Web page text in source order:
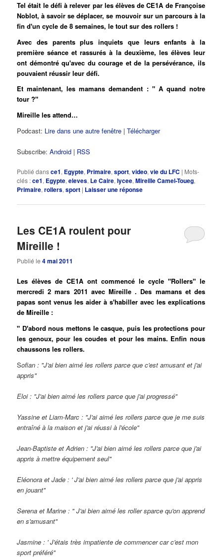
Tel était le défi à relever par les élèves de CE1A de Françoise
Noblot, à savoir se déplacer, se mouvoir sur un parcours à la
fin d'un cycle de 8 semaines, le tout sur des rollers !
Avec des parents plus inquiets que leurs enfants à la
première séance et rassurés à la deuxième, les élèves leur
ont démontré qu'avec du courage et de la persévérance, ils
pouvaient réussir leur défi.
Et maintenant, les mamans demandent : " A quand notre
tour ?"
Mireille les attend…
Podcast: Lire dans une autre fenêtre |Télécharger
Subscribe:Android | RSS
Publié dansce1, Egypte, Primaire,sport,video,vie du LFC | Mots-
clés :ce1, Egypte,eleves, Le Caire,lycee,Mireille Camel-Toueg,
Primaire,rollers,sport | Laisser une réponse
Les CE1A roulent pour
Mireille !
Publié le4 mai 2011
Les élèves de CE1A ont commencé le cycle "Rollers" le
mercredi 2 mars 2011 avec Mireille . Des mamans et des
papas sont venus les aider à s'habiller avec les explications
de Mireille :
" D'abord nous mettons le casque, puis les protections pour
les genoux, pour les coudes et pour les mains. Enfin nous
chaussons les rollers.
Sofian : "J'ai bien aimé les rollers parce que c'est amusant et j'ai
appris"
Eloi : "J'ai bien aimé les rollers parce que j'ai progressé"
Yassine et Liam-Marc : "J'ai aimé les rollers parce que je me suis
entraîné à la maison et j'ai réussi à l'école"
Jean-Baptiste et Adrien : "J'ai bien aimé les rollers parce que j'ai
appris à mettre équipement seul"
Eléonora et Jade : ' J'ai bien aimé les rollers parce que j'ai appris
en jouant"
Serena et Marine : " J'ai bien aimé les roller sparce qu'on apprend
en s'amusant"
Jasmine : ' J'étais très impatiente de commencer car c'est mon
sport préféré"